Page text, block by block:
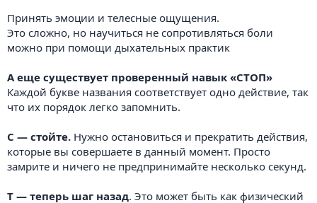
Принять эмоции и телесные ощущения.
Это сложно, но научиться не сопротивляться боли
можно при помощи дыхательных практик
А еще существует проверенный навык «СТОП»
Каждой букве названия соответствует одно действие, так
что их порядок легко запомнить.
С — стойте. Нужно остановиться и прекратить действия,
которые вы совершаете в данный момент. Просто
замрите и ничего не предпринимайте несколько секунд.
Т — теперь шаг назад. Это может быть как физический